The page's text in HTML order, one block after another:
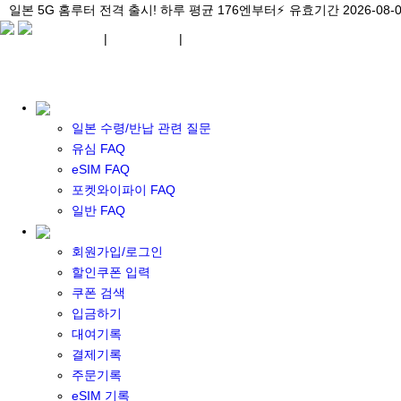
일본 5G 홈루터 전격 출시! 하루 평균 176엔부터⚡ 유효기간 2026-08-
일본 수령/반납 관련 질문
유심 FAQ
eSIM FAQ
포켓와이파이 FAQ
일반 FAQ
회원가입/로그인
할인쿠폰 입력
쿠폰 검색
입금하기
대여기록
결제기록
주문기록
eSIM 기록
\아이비디오 eSIM🇯🇵/ 일본 3대 현지망 모두 플랜 완비! 유효기간
일본 5G 홈루터 전격 출시! 하루 평균 176엔부터⚡ 유효기간 2026-08-
| |
포켓 와이파이 대여
일본 계약 와이파이
eSIM
일본 eSIM
한국 eSIM
대만 eSIM
기타 아시아 eSIM
eSIM 개통 설명서
포켓와이파이&데이터 구매